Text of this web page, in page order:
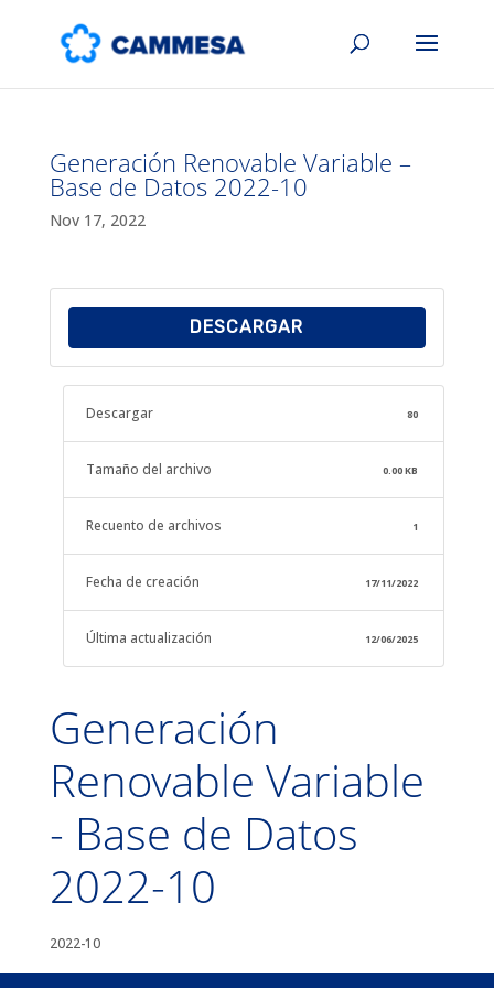
Generación Renovable Variable –
Base de Datos 2022-10
Nov 17, 2022
DESCARGAR
Descargar 80
Tamaño del archivo 0.00 KB
Recuento de archivos 1
Fecha de creación 17/11/2022
Última actualización 12/06/2025
Generación
Renovable Variable
- Base de Datos
2022-10
2022-10